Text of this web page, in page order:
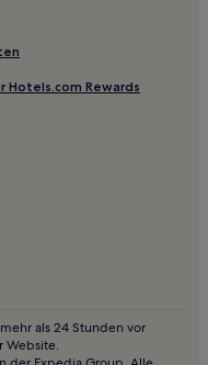
Rewards
als 24 Stunden vor
Website.